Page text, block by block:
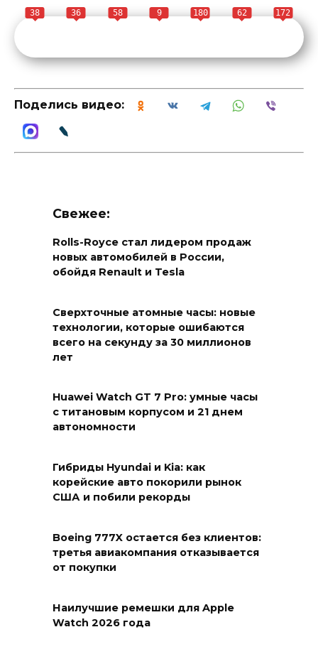
38 36 58 9 180 62 172
Поделись видео:
Свежее:
Rolls-Royce стал лидером продаж
новых автомобилей в России,
обойдя Renault и Tesla
Сверхточные атомные часы: новые
технологии, которые ошибаются
всего на секунду за 30 миллионов
лет
Huawei Watch GT 7 Pro: умные часы
с титановым корпусом и 21 днем
автономности
Гибриды Hyundai и Kia: как
корейские авто покорили рынок
США и побили рекорды
Boeing 777X остается без клиентов:
третья авиакомпания отказывается
от покупки
Наилучшие ремешки для Apple
Watch 2026 года